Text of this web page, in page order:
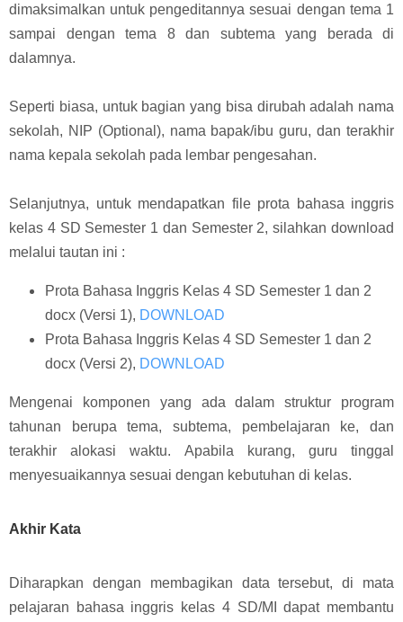
dimaksimalkan untuk pengeditannya sesuai dengan tema 1
sampai dengan tema 8 dan subtema yang berada di
dalamnya.
Seperti biasa, untuk bagian yang bisa dirubah adalah nama
sekolah, NIP (Optional), nama bapak/ibu guru, dan terakhir
nama kepala sekolah pada lembar pengesahan.
Selanjutnya, untuk mendapatkan file prota bahasa inggris
kelas 4 SD Semester 1 dan Semester 2, silahkan download
melalui tautan ini :
Prota Bahasa Inggris Kelas 4 SD Semester 1 dan 2
docx (Versi 1), DOWNLOAD
Prota Bahasa Inggris Kelas 4 SD Semester 1 dan 2
docx (Versi 2), DOWNLOAD
Mengenai komponen yang ada dalam struktur program
tahunan berupa tema, subtema, pembelajaran ke, dan
terakhir alokasi waktu. Apabila kurang, guru tinggal
menyesuaikannya sesuai dengan kebutuhan di kelas.
Akhir Kata
Diharapkan dengan membagikan data tersebut, di mata
pelajaran bahasa inggris kelas 4 SD/MI dapat membantu